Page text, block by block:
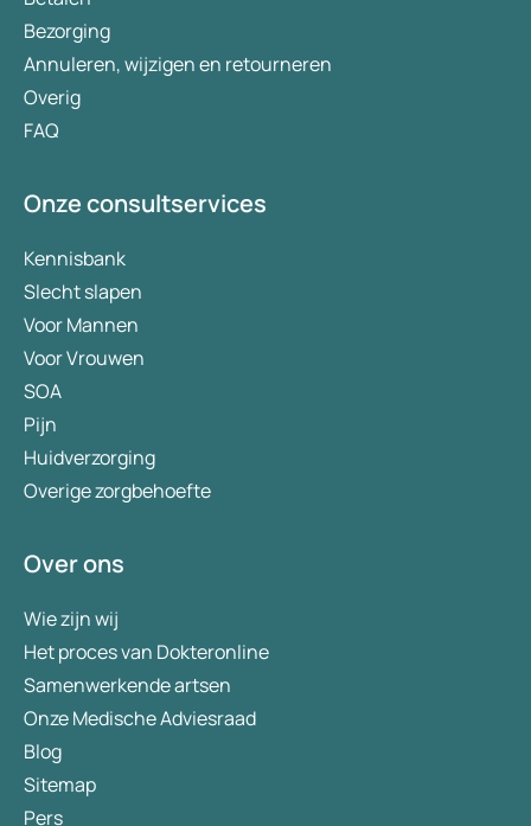
Bezorging
Annuleren, wijzigen en retourneren
Overig
FAQ
Onze consultservices
Kennisbank
Slecht slapen
Voor Mannen
Voor Vrouwen
SOA
Pijn
Huidverzorging
Overige zorgbehoefte
Over ons
Wie zijn wij
Het proces van Dokteronline
Samenwerkende artsen
Onze Medische Adviesraad
Blog
Sitemap
Pers